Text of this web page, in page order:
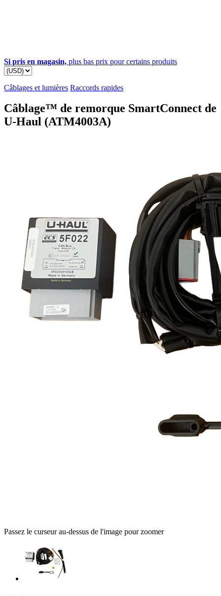
Si pris en magasin, plus bas prix pour certains produits
Câblages et lumières Raccords rapides
Câblage™ de remorque SmartConnect de
U-Haul (ATM4003A)
Passez le curseur au-dessus de l'image pour zoomer